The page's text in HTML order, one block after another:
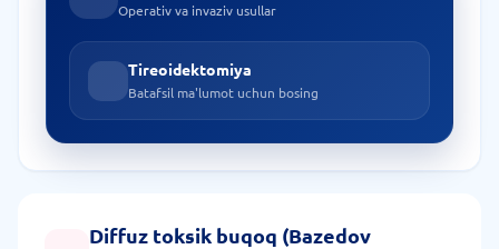
Operativ va invaziv usullar
Tireoidektomiya
Batafsil ma'lumot uchun bosing
Diffuz toksik buqoq (Bazedov